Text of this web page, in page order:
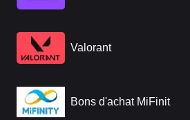
Valorant
Bons d'achat MiFinit